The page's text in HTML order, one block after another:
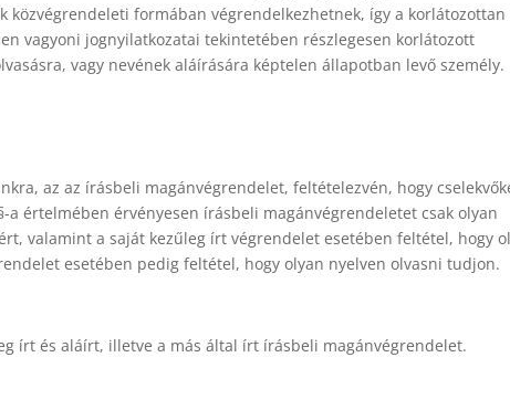
közvégrendeleti formában végrendelkezhetnek, így a korlátozottan
vagyoni jognyilatkozatai tekintetében részlegesen korlátozott
vagy nevének aláírására képtelen állapotban levő személy.
az az írásbeli magánvégrendelet, feltételezvén, hogy
a értelmében érvényesen írásbeli magánvégrendeletet csak olyan
valamint a saját kezűleg írt végrendelet esetében feltétel, hogy
esetében pedig feltétel, hogy olyan nyelven olvasni tudjon.
írt és aláírt, illetve a más által írt írásbeli magánvégrendelet.